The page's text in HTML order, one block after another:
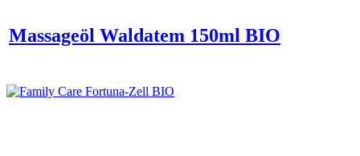
Massageöl Waldatem 150ml BIO